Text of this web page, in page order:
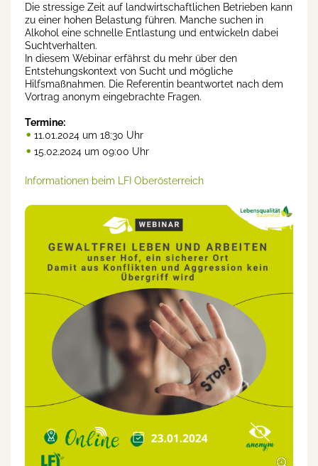
Die stressige Zeit auf landwirtschaftlichen Betrieben kann
zu einer hohen Belastung führen. Manche suchen in
Alkohol eine schnelle Entlastung und entwickeln dabei
Suchtverhalten.
In diesem Webinar erfährst du mehr über den
Entstehungskontext von Sucht und mögliche
Hilfsmaßnahmen. Die Referentin beantwortet nach dem
Vortrag anonym eingebrachte Fragen.
Termine:
11.01.2024 um 18:30 Uhr
15.02.2024 um 09:00 Uhr
Informationen beim LFI Oberösterreich